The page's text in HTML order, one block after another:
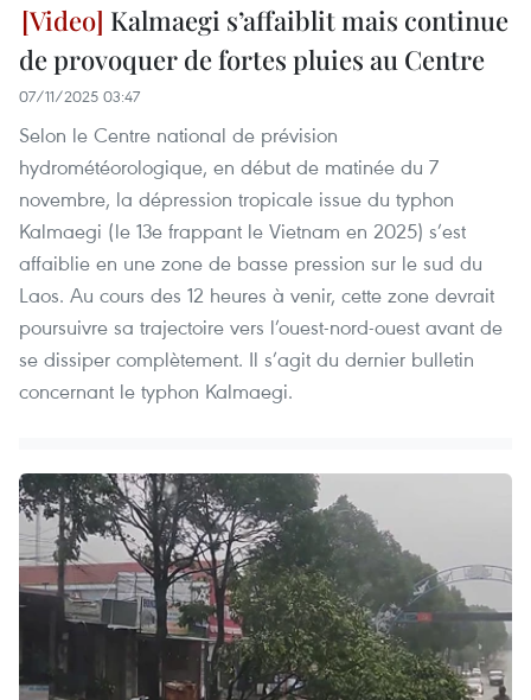
Kalmaegi s’affaiblit mais continue
de provoquer de fortes pluies au Centre
07/11/2025 03:47
Selon le Centre national de prévision
hydrométéorologique, en début de matinée du 7
novembre, la dépression tropicale issue du typhon
Kalmaegi (le 13e frappant le Vietnam en 2025) s’est
affaiblie en une zone de basse pression sur le sud du
Laos. Au cours des 12 heures à venir, cette zone devrait
poursuivre sa trajectoire vers l’ouest-nord-ouest avant de
se dissiper complètement. Il s’agit du dernier bulletin
concernant le typhon Kalmaegi.